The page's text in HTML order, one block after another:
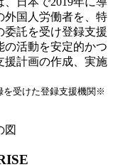
外国人労働者を、特
委託を受け登録支援
の活動を安定的かつ
援計画の作成、実施
を受けた登録支援機関※